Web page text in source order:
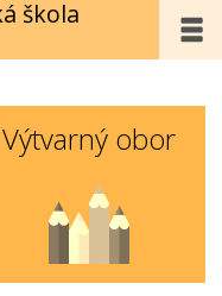
škola
Výtvarný obor